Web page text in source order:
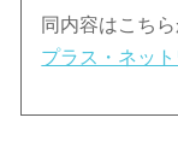
同内容はこち
プラス・ネット